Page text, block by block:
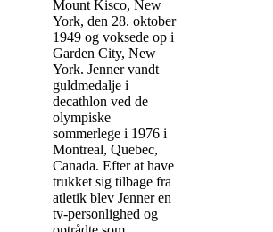
Mount Kisco, New
York, den 28. oktober
1949 og voksede op i
Garden City, New
York. Jenner vandt
guldmedalje i
decathlon ved de
olympiske
sommerlege i 1976 i
Montreal, Quebec,
Canada. Efter at have
trukket sig tilbage fra
atletik blev Jenner en
tv-personlighed og